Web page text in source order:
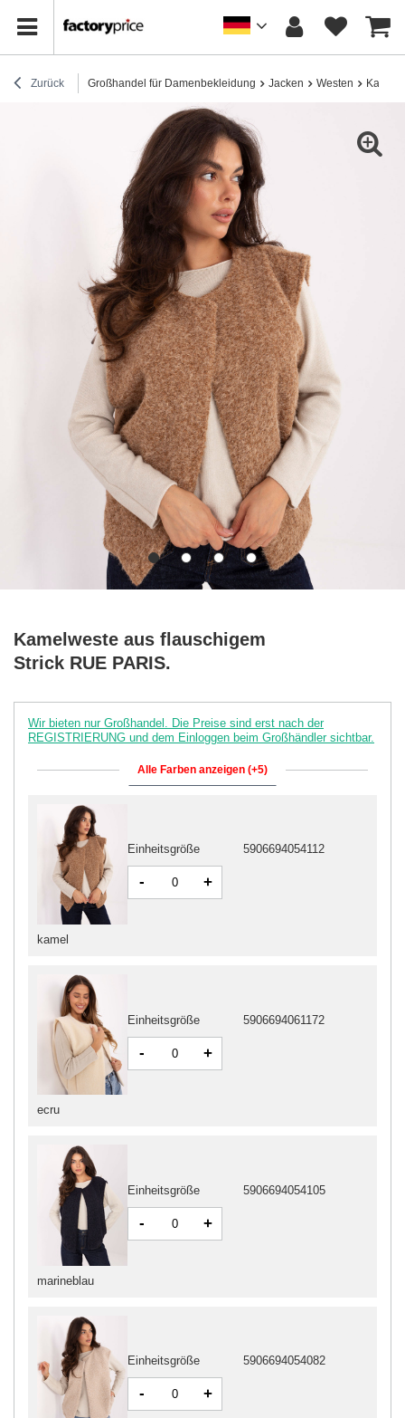
Zurück Großhandel für Damenbekleidung Jacken Westen
Kamelweste aus flauschigem
Strick RUE PARIS.
Wir bieten nur Großhandel. Die Preise sind erst nach der
REGISTRIERUNG und dem Einloggen beim Großhändler sichtbar.
Alle Farben anzeigen (+5)
ecru
Einheitsgröße 5906694061172
- +
marineblau
Einheitsgröße 5906694054105
- +
Einheitsgröße 5906694054082
- +
kamel
Einheitsgröße 5906694054112
- +